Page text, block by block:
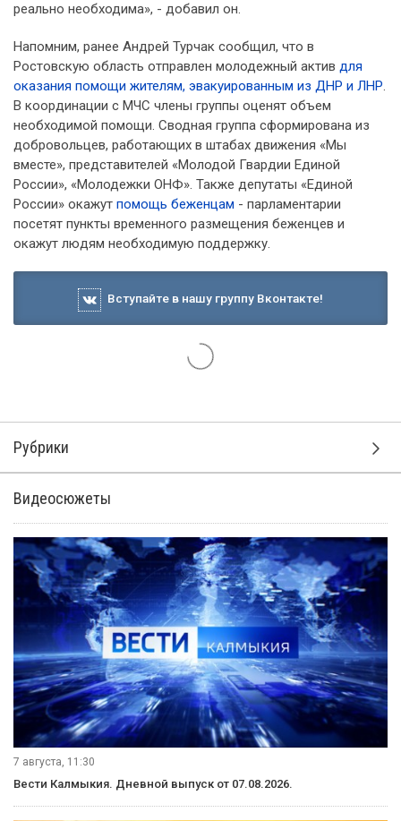
реально необходима», - добавил он.
Напомним, ранее Андрей Турчак сообщил, что в
Ростовскую область отправлен молодежный актив для
оказания помощи жителям, эвакуированным из ДНР и ЛНР.
В координации с МЧС члены группы оценят объем
необходимой помощи. Сводная группа сформирована из
добровольцев, работающих в штабах движения «Мы
вместе», представителей «Молодой Гвардии Единой
России», «Молодежки ОНФ». Также депутаты «Единой
России» окажут помощь беженцам - парламентарии
посетят пункты временного размещения беженцев и
окажут людям необходимую поддержку.
Вступайте в нашу группу Вконтакте!
Рубрики
Видеосюжеты
7 августа, 11:30
Вести Калмыкия. Дневной выпуск от 07.08.2026.